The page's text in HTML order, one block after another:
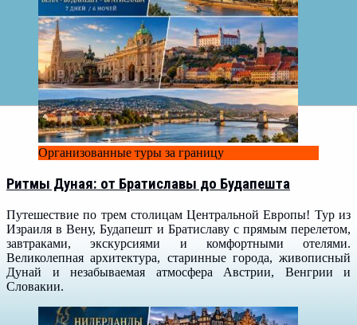
Организованные туры за границу
Ритмы Дуная: от Братиславы до Будапешта
Путешествие по трем столицам Центральной Европы! Тур из
Израиля в Вену, Будапешт и Братиславу с прямым перелетом,
завтраками, экскурсиями и комфортными отелями.
Великолепная архитектура, старинные города, живописный
Дунай и незабываемая атмосфера Австрии, Венгрии и
Словакии.